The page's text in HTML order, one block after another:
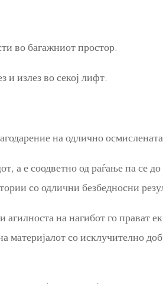
во багажниот простор.
и излез во секој лифт.
на одлично
е соодветно од раѓање па се
со одлични безбедносни
на нагибот го прават
со исклучително